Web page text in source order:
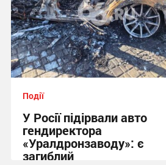
Події
У Росії підірвали авто
гендиректора
«Уралдронзаводу»: є
загиблий